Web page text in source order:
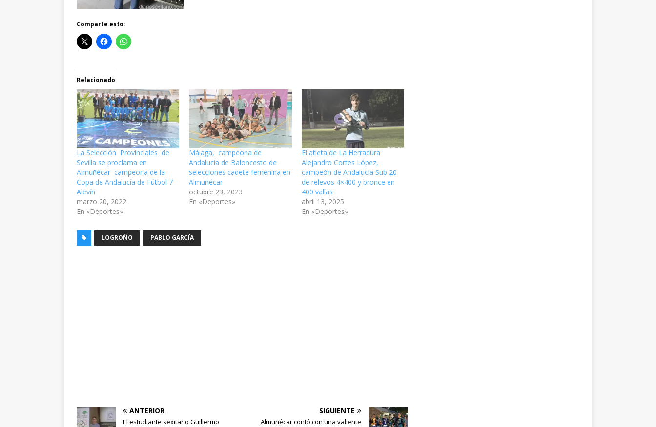
Comparte esto:
Relacionado
La Selección Provinciales de
Sevilla se proclama en
Almuñécar campeona de la
Copa de Andalucía de Fútbol 7
Alevín
marzo 20, 2022
En «Deportes»
Málaga, campeona de
Andalucía de Baloncesto de
selecciones cadete femenina en
Almuñécar
octubre 23, 2023
En «Deportes»
El atleta de La Herradura
Alejandro Cortes López,
campeón de Andalucía Sub 20
de relevos 4×400 y bronce en
400 vallas
abril 13, 2025
En «Deportes»
LOGROÑO PABLO GARCÍA
ANTERIOR
El estudiante sexitano Guillermo
SIGUIENTE
Almuñécar contó con una valiente